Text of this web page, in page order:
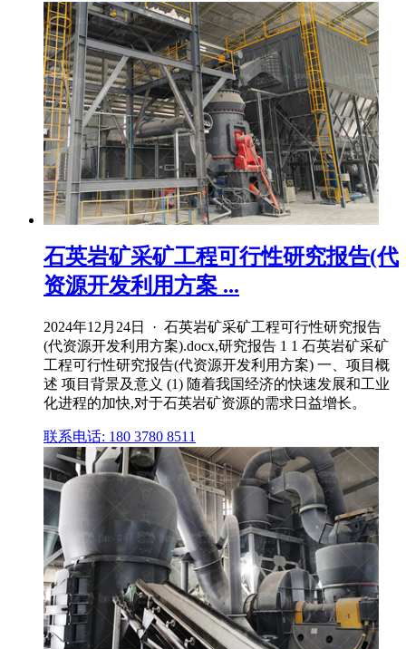
石英岩矿采矿工程可行性研究报告(代
资源开发利用方案 ...
2024年12月24日 · 石英岩矿采矿工程可行性研究报告
(代资源开发利用方案).docx,研究报告 1 1 石英岩矿采矿
工程可行性研究报告(代资源开发利用方案) 一、项目概
述 项目背景及意义 (1) 随着我国经济的快速发展和工业
化进程的加快,对于石英岩矿资源的需求日益增长。
联系电话: 180 3780 8511